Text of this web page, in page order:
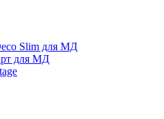
Slim для МД
для МД